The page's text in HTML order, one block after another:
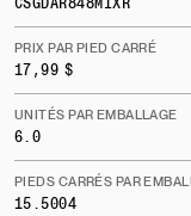
PRIX PAR PIED CARRÉ
17,99 $
UNITÉS PAR EMBALLAGE
6.0
PIEDS CARRÉS PAR
15.5004